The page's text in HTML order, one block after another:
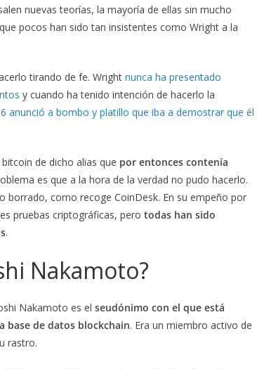
nuevas teorías, la mayoría de ellas sin mucho
pocos han sido tan insistentes como Wright a la
tirando de fe. Wright nunca ha presentado
y cuando ha tenido intención de hacerlo la
anunció a bombo y platillo que iba a demostrar que él
de dicho alias que por entonces contenía
es que a la hora de la verdad no pudo hacerlo.
borrado, como recoge CoinDesk. En su empeño por
pruebas criptográficas, pero todas han sido
.
Nakamoto?
Nakamoto es el seudónimo con el que está
base de datos blockchain. Era un miembro activo de
rastro.